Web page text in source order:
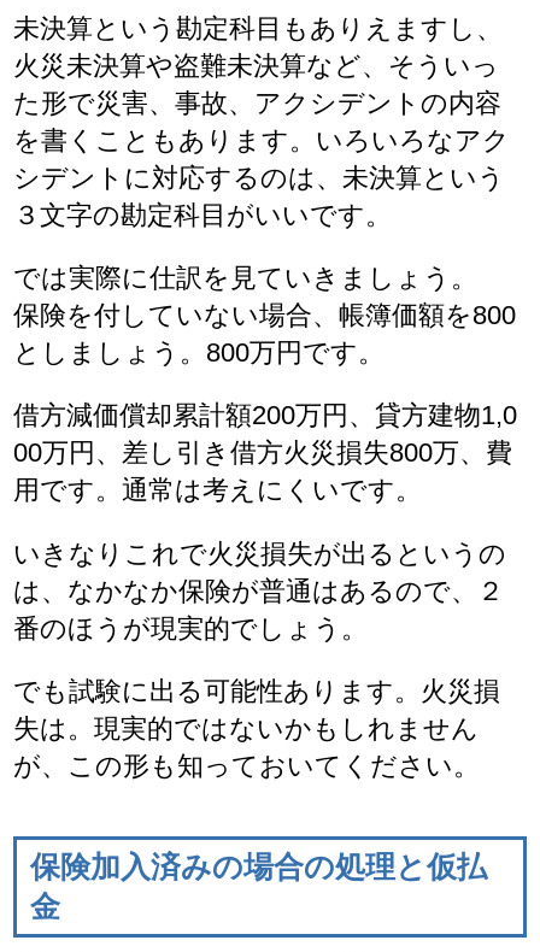
未決算という勘定科目もありえますし、
火災未決算や盗難未決算など、そういっ
た形で災害、事故、アクシデントの内容
を書くこともあります。いろいろなアク
シデントに対応するのは、未決算という
３文字の勘定科目がいいです。
では実際に仕訳を見ていきましょう。
保険を付していない場合、帳簿価額を800
としましょう。800万円です。
借方減価償却累計額200万円、貸方建物1,0
00万円、差し引き借方火災損失800万、費
用です。通常は考えにくいです。
いきなりこれで火災損失が出るというの
は、なかなか保険が普通はあるので、２
番のほうが現実的でしょう。
でも試験に出る可能性あります。火災損
失は。現実的ではないかもしれません
が、この形も知っておいてください。
保険加入済みの場合の処理と仮払
金